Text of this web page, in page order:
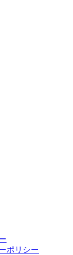
ポリシー